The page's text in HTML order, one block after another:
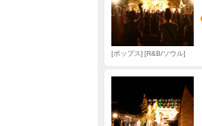
ポップス R&B/ソウル